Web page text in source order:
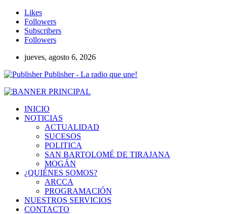
Likes
Followers
Subscribers
Followers
jueves, agosto 6, 2026
Publisher - La radio que une!
INICIO
NOTICIAS
ACTUALIDAD
SUCESOS
POLITICA
SAN BARTOLOMÉ DE TIRAJANA
MOGÁN
¿QUIÉNES SOMOS?
ARCCA
PROGRAMACIÓN
NUESTROS SERVICIOS
CONTACTO